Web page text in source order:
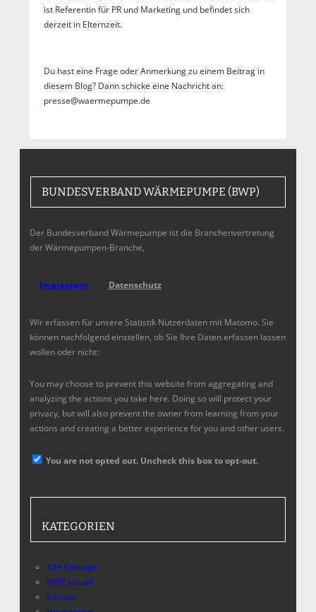
ist Referentin für PR und Marketing und befindet sich
derzeit in Elternzeit.
Du hast eine Frage oder Anmerkung zu einem Beitrag in
diesem Blog? Dann schicke eine Nachricht an:
presse@waermepumpe.de
BUNDESVERBAND WÄRMEPUMPE (BWP)
Der Bundesverband Wärmepumpe ist die Branchenvertretung
der Wärmepumpen-Branche,
Impressum Datenschutz
Wir erfassen für unsere Statistik Nutzerdaten mit Matomo. Sie
können nachfolgend einstellen, ob Sie Ihre Daten erfassen lassen
wollen oder nicht:
You may choose to prevent this website from aggregating and
analyzing the actions you take here. Doing so will protect your
privacy, but will also prevent the owner from learning from your
actions and creating a better experience for you and other users.
You are not opted out. Uncheck this box to opt-out.
KATEGORIEN
Alle Beiträge
BWP aktuell
Europa